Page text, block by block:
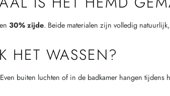
en 30% zijde. Beide materialen zijn volledig
HET WASSEN?
buiten luchten of in de badkamer hangen tijdens